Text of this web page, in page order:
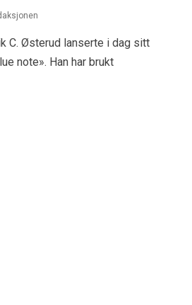
C. Østerud lanserte i dag sitt
note». Han har brukt